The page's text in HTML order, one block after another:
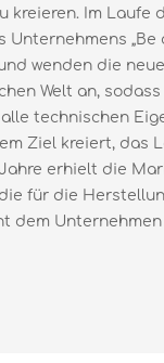
kreieren. Im Laufe
„Be
wenden die
Welt an,
technischen
Ziel kreiert, das
erhielt die
für die
dem Unternehmen